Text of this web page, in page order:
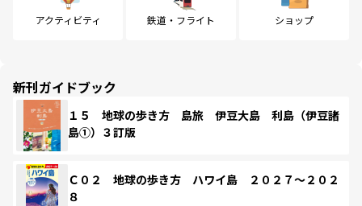
アクティビティ 鉄道・フライト ショップ
新刊ガイドブック
１５ 地球の歩き方 島旅 伊豆大島 利島（伊豆諸
島①）３訂版
Ｃ０２ 地球の歩き方 ハワイ島 ２０２７～２０２
８